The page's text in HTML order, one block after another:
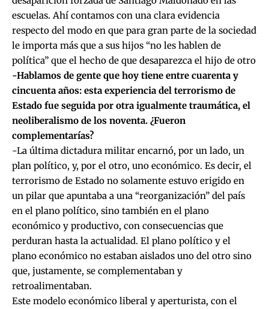
escuelas. Ahí contamos con una clara evidencia
respecto del modo en que para gran parte de la sociedad
le importa más que a sus hijos “no les hablen de
política” que el hecho de que desaparezca el hijo de otro
-Hablamos de gente que hoy tiene entre cuarenta y
cincuenta años: esta experiencia del terrorismo de
Estado fue seguida por otra igualmente traumática, el
neoliberalismo de los noventa. ¿Fueron
complementarías?
-La última dictadura militar encarnó, por un lado, un
plan político, y, por el otro, uno económico. Es decir, el
terrorismo de Estado no solamente estuvo erigido en
un pilar que apuntaba a una “reorganización” del país
en el plano político, sino también en el plano
económico y productivo, con consecuencias que
perduran hasta la actualidad. El plano político y el
plano económico no estaban aislados uno del otro sino
que, justamente, se complementaban y
retroalimentaban.
Este modelo económico liberal y aperturista, con el